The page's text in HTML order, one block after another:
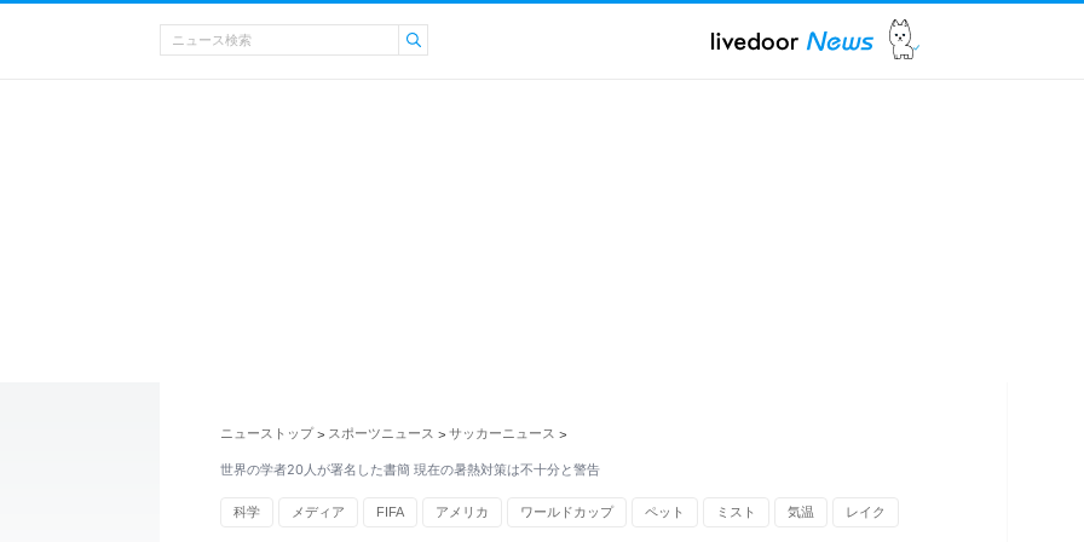
ニューストップ > スポーツニュース > サッカーニュース >
世界の学者20人が署名した書簡 現在の暑熱対策は不十分と警告
科学 メディア FIFA アメリカ ワールドカップ ペット ミスト 気温 レイク